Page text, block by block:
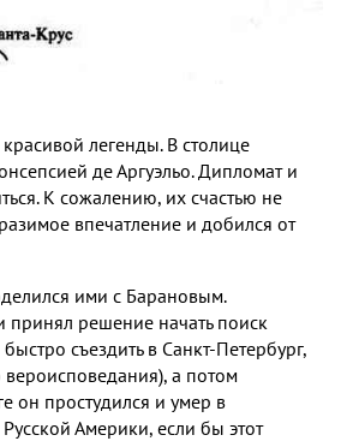
легенды. В столице
де Аргуэльо. Дипломат и
. К сожалению, их счастью не
впечатление и добился от
ими с Барановым.
принял решение начать поиск
съездить в Санкт-Петербург,
вероисповедания), а потом
он простудился и умер в
Америки, если бы этот